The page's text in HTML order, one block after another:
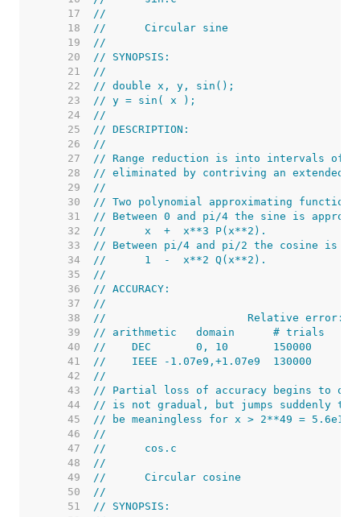
    17
//
    18
//      Circular sine
    19
//
    20
// SYNOPSIS:
    21
//
    22
// double x, y, sin();
    23
// y = sin( x );
    24
//
    25
// DESCRIPTION:
    26
//
    27
// Range reduction is into intervals of
    28
// eliminated by contriving an extended
    29
//
    30
// Two polynomial approximating functions
    31
// Between 0 and pi/4 the sine is
    32
//      x  +  x**3 P(x**2).
    33
// Between pi/4 and pi/2 the cosine is
    34
//      1  -  x**2 Q(x**2).
    35
//
    36
// ACCURACY:
    37
//
    38
//                      Relative error:
    39
// arithmetic   domain      # trials
    40
//    DEC       0, 10       150000
    41
//    IEEE -1.07e9,+1.07e9  130000
    42
//
    43
// Partial loss of accuracy begins to
    44
// is not gradual, but jumps suddenly to
    45
// be meaningless for x > 2**49 = 5.6e14.
    46
//
    47
//      cos.c
    48
//
    49
//      Circular cosine
    50
//
    51
// SYNOPSIS: